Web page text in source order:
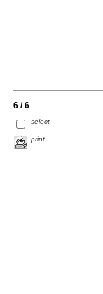
6 / 6
select
print